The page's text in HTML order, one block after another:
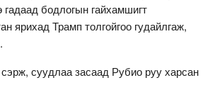
гадаад бодлогын гайхамшигт
ярихад Трамп толгойгоо гудайлгаж,
суудлаа засаад Рубио руу харсан